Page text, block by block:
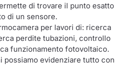
di trovare il punto esatto
di un sensore.
per lavori di: ricerca
perdite tubazioni, controllo
funzionamento fotovoltaico.
possiamo evidenziare tutto con